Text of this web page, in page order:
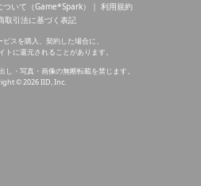
いて（Game*Spark）
利用規約
取引法に基づく表記
スを購入、契約した場合に、
トに還元されることがあります。
し・写真・画像の無断転載を禁じます。
© 2026 IID, Inc.